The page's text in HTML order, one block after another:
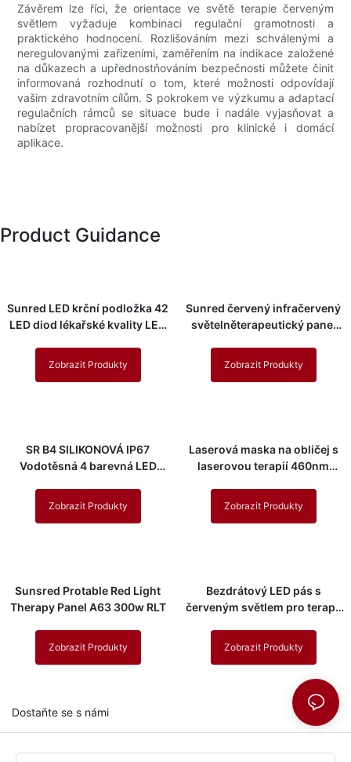
Závěrem lze říci, že orientace ve světě terapie červeným
světlem vyžaduje kombinaci regulační gramotnosti a
praktického hodnocení. Rozlišováním mezi schválenými a
neregulovanými zařízeními, zaměřením na indikace založené
na důkazech a upřednostňováním bezpečnosti můžete činit
informovaná rozhodnutí o tom, které možnosti odpovídají
vašim zdravotním cílům. S pokrokem ve výzkumu a adaptací
regulačních rámců se situace bude i nadále vyjasňovat a
nabízet propracovanější možnosti pro klinické i domácí
aplikace.
Product Guidance
Sunred LED krční podložka 42
LED diod lékařské kvality LED
Zobrazit Produkty
Sunred červený infračervený
světelněterapeutický panel
Zobrazit Produkty
SR B4 SILIKONOVÁ IP67
Vodotěsná 4 barevná LED
Zobrazit Produkty
Laserová maska ​​na obličej s
laserovou terapií 460nm
Zobrazit Produkty
Sunsred Protable Red Light
Therapy Panel A63 300w RLT
Zobrazit Produkty
Bezdrátový LED pás s
červeným světlem pro terapii
Zobrazit Produkty
Dostaňte se s námi